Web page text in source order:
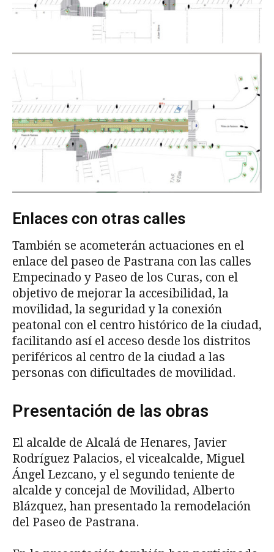
Enlaces con otras calles
También se acometerán actuaciones en el
enlace del paseo de Pastrana con las calles
Empecinado y Paseo de los Curas, con el
objetivo de mejorar la accesibilidad, la
movilidad, la seguridad y la conexión
peatonal con el centro histórico de la ciudad,
facilitando así el acceso desde los distritos
periféricos al centro de la ciudad a las
personas con dificultades de movilidad.
Presentación de las obras
El alcalde de Alcalá de Henares, Javier
Rodríguez Palacios, el vicealcalde, Miguel
Ángel Lezcano, y el segundo teniente de
alcalde y concejal de Movilidad, Alberto
Blázquez, han presentado la remodelación
del Paseo de Pastrana.